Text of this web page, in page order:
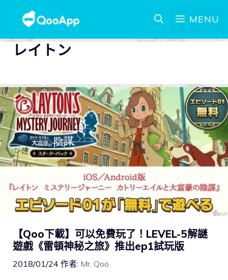
MENU
レイトン
【Qoo下載】可以免費玩了！LEVEL-5解謎
遊戲《雷頓神秘之旅》推出ep1試玩版
2018/01/24 作者: Mr. Qoo